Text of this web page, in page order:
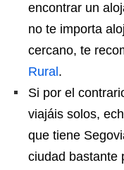
encontrar un
no te importa
cercano, te
Rural .
Si por el
viajáis solos,
que tiene
ciudad bastante